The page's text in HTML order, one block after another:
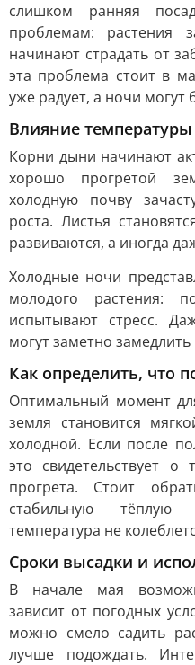
слишком ранняя
проблемам: растения
начинают страдать от
эта проблема стоит в
уже радует, а ночи
Влияние
Корни дыни начинают
хорошо прогретой
холодную почву
роста. Листья
развиваются, а иногда
Холодные ночи
молодого растения:
испытывают стресс.
могут заметно
Как определить, что
Оптимальный момент
земля становится
холодной. Если после
это свидетельствует
прогрета. Стоит
стабильную
температура не
Сроки высадки и
В начале мая
зависит от погодных
можно смело садить
лучше подождать.